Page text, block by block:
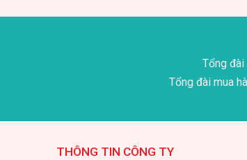
Tổng
Tổng đài mua
THÔNG TIN CÔNG TY